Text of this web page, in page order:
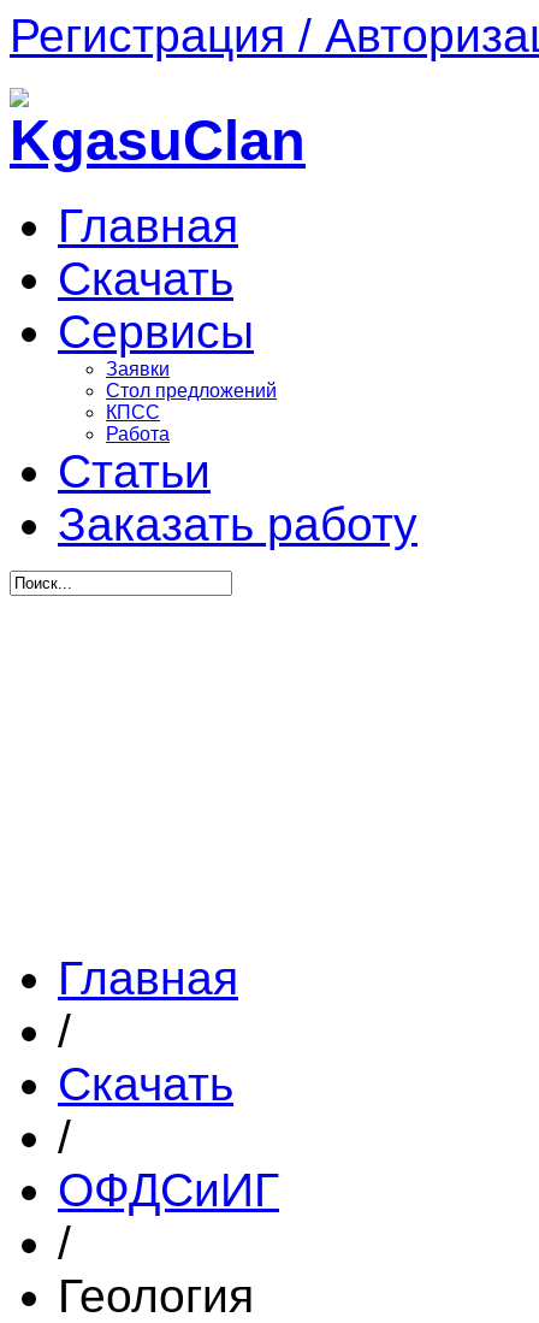
Регистрация /
Главная
Скачать
Сервисы
Заявки
Стол предложений
КПСС
Работа
Статьи
Заказать работу
Главная
/
Скачать
/
ОФДСиИГ
/
Геология